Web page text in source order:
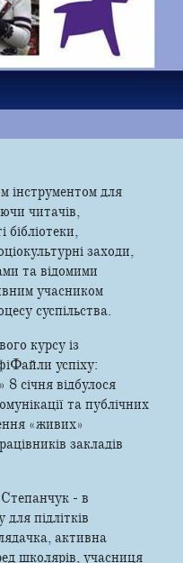
інструментом для
читачів,
заходи,
та відомими
учасником
суспільства.
курсу із
успіху:
8 січня відбулося
та публічних
«живих»
закладів
- в
підлітків
активна
школярів, учасниця